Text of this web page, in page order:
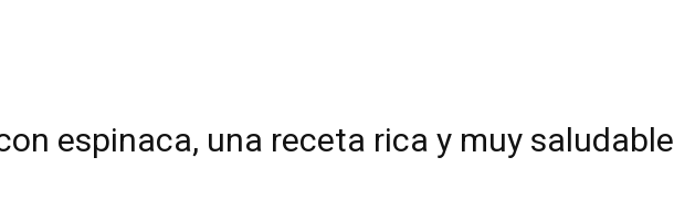
espinaca, una receta rica y muy saludable